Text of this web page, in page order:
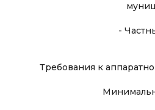
-
Требования к